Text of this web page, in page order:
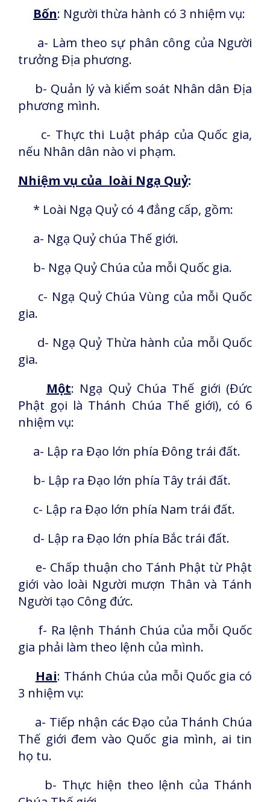
Bốn: Người thừa hành có 3 nhiệm vụ:
a- Làm theo sự phân công của Người
trưởng Địa phương.
b- Quản lý và kiểm soát Nhân dân Địa
phương mình.
c- Thực thi Luật pháp của Quốc gia,
nếu Nhân dân nào vi phạm.
Nhiệm vụ của loài Ngạ Quỷ:
* Loài Ngạ Quỷ có 4 đẳng cấp, gồm:
a- Ngạ Quỷ chúa Thế giới.
b- Ngạ Quỷ Chúa của mỗi Quốc gia.
c- Ngạ Quỷ Chúa Vùng của mỗi Quốc
gia.
d- Ngạ Quỷ Thừa hành của mỗi Quốc
gia.
Một: Ngạ Quỷ Chúa Thế giới (Đức
Phật gọi là Thánh Chúa Thế giới), có 6
nhiệm vụ:
a- Lập ra Đạo lớn phía Đông trái đất.
b- Lập ra Đạo lớn phía Tây trái đất.
c- Lập ra Đạo lớn phía Nam trái đất.
d- Lập ra Đạo lớn phía Bắc trái đất.
e- Chấp thuận cho Tánh Phật từ Phật
giới vào loài Người mượn Thân và Tánh
Người tạo Công đức.
f- Ra lệnh Thánh Chúa của mỗi Quốc
gia phải làm theo lệnh của mình.
Hai: Thánh Chúa của mỗi Quốc gia có
3 nhiệm vụ:
a- Tiếp nhận các Đạo của Thánh Chúa
Thế giới đem vào Quốc gia mình, ai tin
họ tu.
b- Thực hiện theo lệnh của Thánh